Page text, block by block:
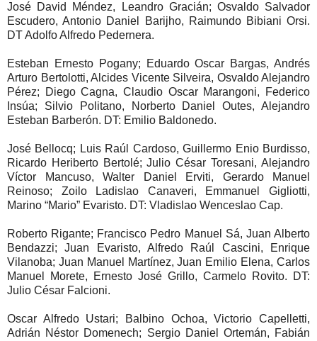
José David Méndez, Leandro Gracián; Osvaldo Salvador
Escudero, Antonio Daniel Barijho, Raimundo Bibiani Orsi.
DT Adolfo Alfredo Pedernera.
Esteban Ernesto Pogany; Eduardo Oscar Bargas, Andrés
Arturo Bertolotti, Alcides Vicente Silveira, Osvaldo Alejandro
Pérez; Diego Cagna, Claudio Oscar Marangoni, Federico
Insúa; Silvio Politano, Norberto Daniel Outes, Alejandro
Esteban Barberón. DT: Emilio Baldonedo.
José Bellocq; Luis Raúl Cardoso, Guillermo Enio Burdisso,
Ricardo Heriberto Bertolé; Julio César Toresani, Alejandro
Víctor Mancuso, Walter Daniel Erviti, Gerardo Manuel
Reinoso; Zoilo Ladislao Canaveri, Emmanuel Gigliotti,
Marino “Mario” Evaristo. DT: Vladislao Wenceslao Cap.
Roberto Rigante; Francisco Pedro Manuel Sá, Juan Alberto
Bendazzi; Juan Evaristo, Alfredo Raúl Cascini, Enrique
Vilanoba; Juan Manuel Martínez, Juan Emilio Elena, Carlos
Manuel Morete, Ernesto José Grillo, Carmelo Rovito. DT:
Julio César Falcioni.
Oscar Alfredo Ustari; Balbino Ochoa, Victorio Capelletti,
Adrián Néstor Domenech; Sergio Daniel Ortemán, Fabián